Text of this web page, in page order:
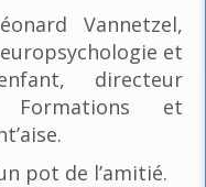
Vannetzel,
et
directeur
Formations et
pot de l’amitié.